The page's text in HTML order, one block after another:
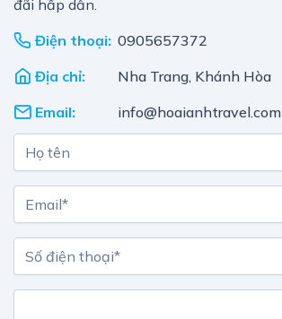
đãi hấp dẫn.
Điện thoại: 0905657372
Địa chỉ:
Nha Trang, Khánh Hòa
Email:
info@hoaianhtravel.com